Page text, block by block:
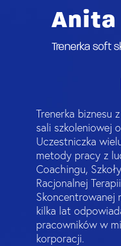
Anita
Trenerka soft
Trenerka biznesu
sali szkoleniowej
Uczestniczka
metody pracy z
Coachingu,
Racjonalnej
Skoncentrowanej
kilka lat
pracowników w
korporacji.